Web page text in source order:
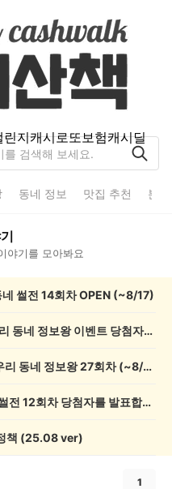
린지캐시로또보험캐시딜
동네 정보 맛집 추천 분
야기를 모아봐요
썰전 14회차 OPEN (~8/17)
💰[당첨자 발표] 26회차 우리 동네 정보왕 이벤트 당첨자를 발표합니다!
💸 전원 2,000캐시 지급! 우리 동네 정보왕 27회차 (~8/10)
💰[당첨자 발표] 우리 동네 썰전 12회차 당첨자를 발표합니다!
책 (25.08 ver)
1